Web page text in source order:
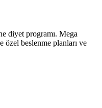
diyet programı. Mega
beslenme planları ve